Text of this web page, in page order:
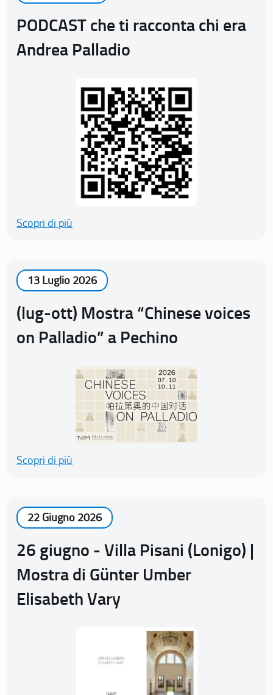
PODCAST che ti racconta chi era
Andrea Palladio
Scopri di più
13 Luglio 2026
(lug-ott) Mostra “Chinese voices
on Palladio” a Pechino
Scopri di più
22 Giugno 2026
26 giugno - Villa Pisani (Lonigo) |
Mostra di Günter Umber
Elisabeth Vary